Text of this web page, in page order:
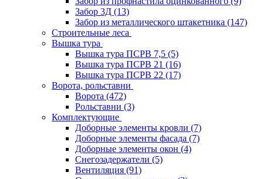
Забор 3Д (13)
Забор из металлического штакетника (147)
Строительные леса
Вышка тура
Вышка тура ПСРВ 7,5 (5)
Вышка тура ПСРВ 21 (16)
Вышка тура ПСРВ 22 (17)
Ворота, рольставни
Ворота (472)
Рольставни (3)
Комплектующие
Доборные элементы кровли (7)
Доборные элементы фасада (7)
Доборные элементы окон (4)
Снегозадержатели (5)
Вентиляция (91)